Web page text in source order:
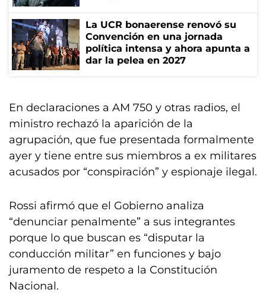
La UCR bonaerense renovó su
Convención en una jornada
política intensa y ahora apunta a
dar la pelea en 2027
En declaraciones a AM 750 y otras radios, el
ministro rechazó la aparición de la
agrupación, que fue presentada formalmente
ayer y tiene entre sus miembros a ex militares
acusados por “conspiración” y espionaje ilegal.
Rossi afirmó que el Gobierno analiza
“denunciar penalmente” a sus integrantes
porque lo que buscan es “disputar la
conducción militar” en funciones y bajo
juramento de respeto a la Constitución
Nacional.